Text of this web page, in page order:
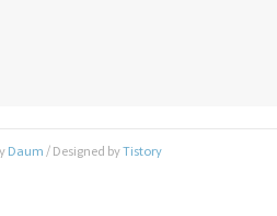
Daum / Designed byTistory